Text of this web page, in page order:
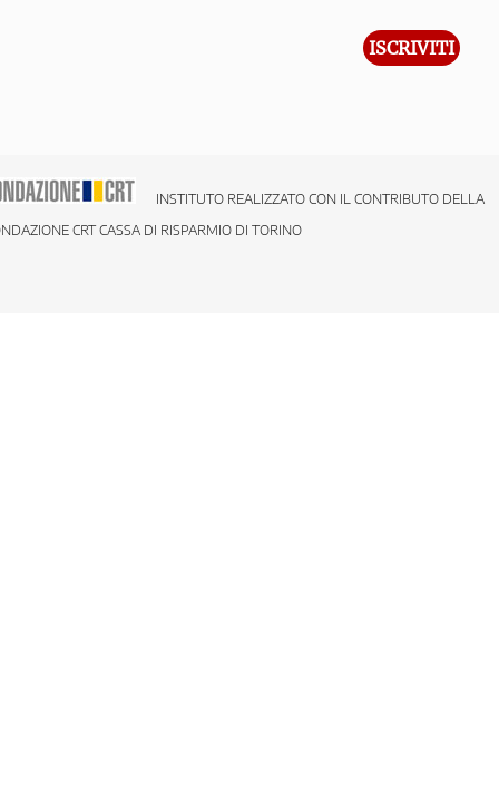
INSTITUTO REALIZZATO CON IL CONTRIBUTO DELLA
CRT CASSA DI RISPARMIO DI TORINO